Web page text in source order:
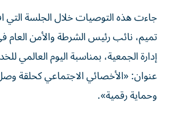
جاءت هذه التوصيات خلال الجلسة
تميم، نائب رئيس الشرطة والأمن
إدارة الجمعية، بمناسبة اليوم العالمي
عنوان: «الأخصائي الاجتماعي كحلقة
وحماية رقمية».